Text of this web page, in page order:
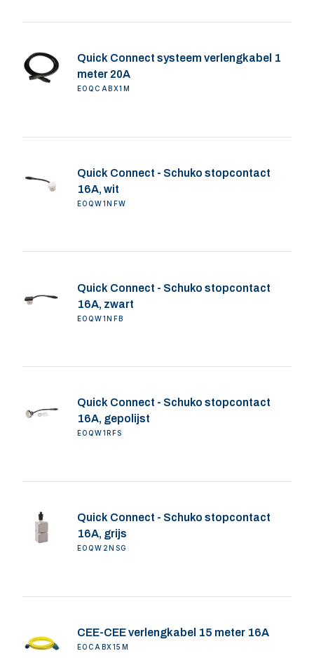
Quick Connect systeem verlengkabel 1
meter 20A
EOQCABX1M
Quick Connect - Schuko stopcontact
16A, wit
EOQW1NFW
Quick Connect - Schuko stopcontact
16A, zwart
EOQW1NFB
Quick Connect - Schuko stopcontact
16A, gepolijst
EOQW1RFS
Quick Connect - Schuko stopcontact
16A, grijs
EOQW2NSG
CEE-CEE verlengkabel 15 meter 16A
EOCABX15M